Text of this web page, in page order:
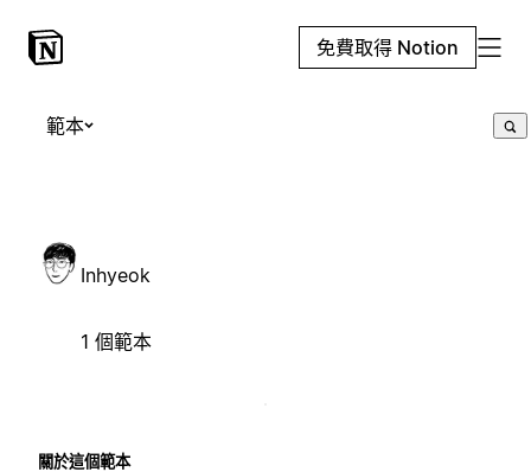
免費取得 Notion
範本
Inhyeok
1 個範本
關於這個範本